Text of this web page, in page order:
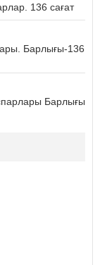
136 сағат
Барлығы-136
Барлығы